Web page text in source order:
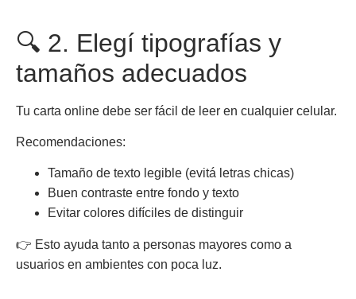
🔍 2. Elegí tipografías y
tamaños adecuados
Tu carta online debe ser fácil de leer en cualquier celular.
Recomendaciones:
Tamaño de texto legible (evitá letras chicas)
Buen contraste entre fondo y texto
Evitar colores difíciles de distinguir
👉 Esto ayuda tanto a personas mayores como a
usuarios en ambientes con poca luz.